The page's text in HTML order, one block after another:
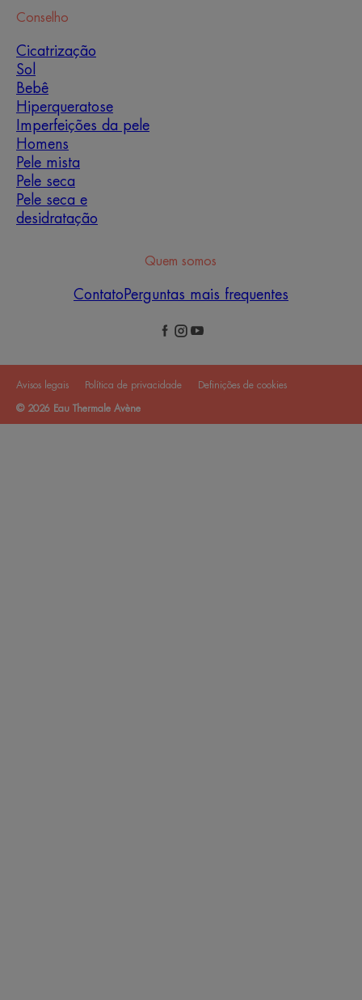
Conselho
Cicatrização
Sol
Bebê
Hiperqueratose
Imperfeições da pele
Homens
Pele mista
Pele seca
Pele seca e
desidratação
Quem somos
Contato Perguntas mais frequentes
Avisos legais Política de privacidade Definições de cookies
© 2026 Eau Thermale Avène